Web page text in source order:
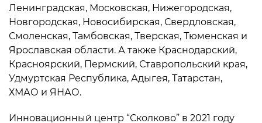
Ленинградская, Московская, Нижегородская,
Новгородская, Новосибирская, Свердловская,
Смоленская, Тамбовская, Тверская, Тюменская и
Ярославская области. А также Краснодарский,
Красноярский, Пермский, Ставропольский края,
Удмуртская Республика, Адыгея, Татарстан,
ХМАО и ЯНАО.
Инновационный центр “Сколково” в 2021 году